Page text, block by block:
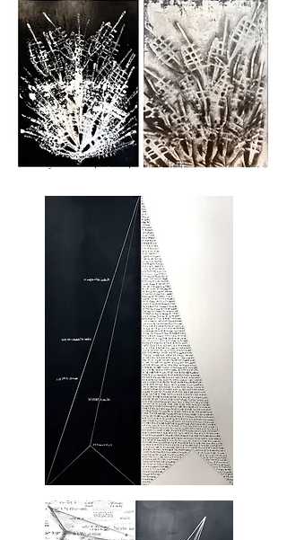
Acrylic 160x114cm 2024